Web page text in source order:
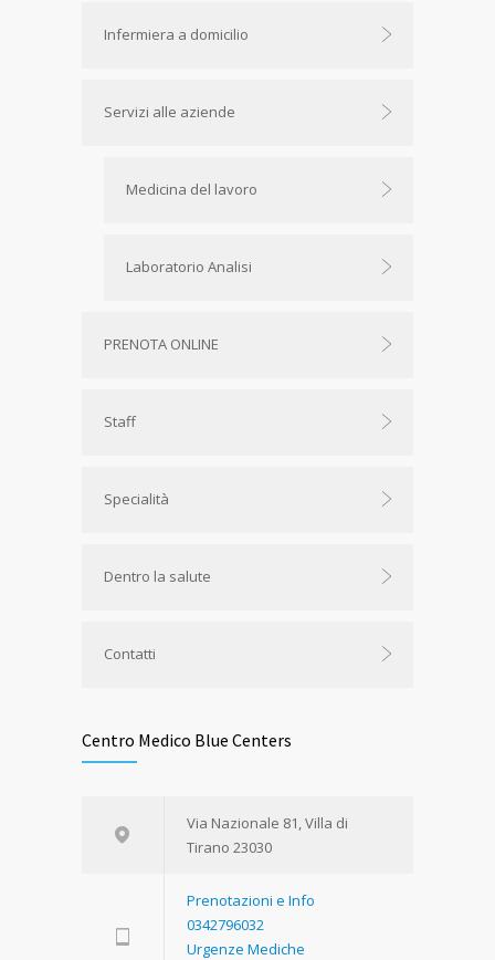
Infermiera a domicilio
Servizi alle aziende
Medicina del lavoro
Laboratorio Analisi
PRENOTA ONLINE
Staff
Specialità
Dentro la salute
Contatti
Centro Medico Blue Centers
Via Nazionale 81, Villa di
Tirano 23030
Prenotazioni e Info
0342796032
Urgenze Mediche